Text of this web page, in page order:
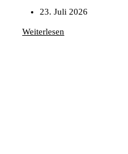
23. Juli 2026
Weiterlesen